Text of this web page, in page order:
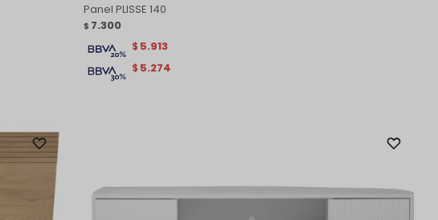
Panel PLISSE 140
$ 7.300
$ 5.274
$ 5.913